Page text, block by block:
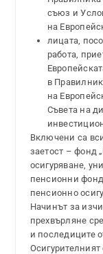
съюз и
на
лицата,
работа,
в
на
Съвета на
Включени са
заетост – фонд
осигуряване,
пенсионни
пенсионно
Начинът за
прехвърляне
и последиците